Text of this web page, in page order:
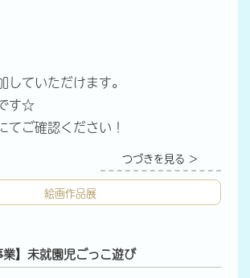
していただけます。
す☆
てご確認ください！
つづきを見る ＞
絵画作品展
業】未就園児ごっこ遊び